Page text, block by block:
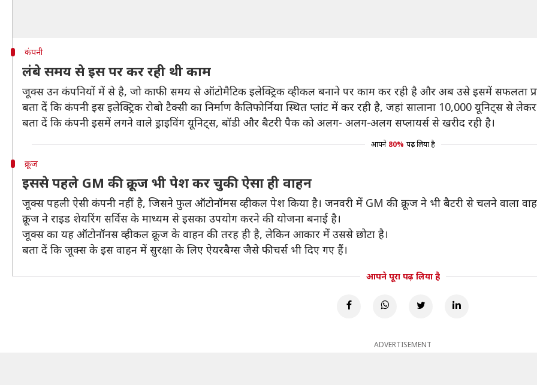
कंपनी
लंबे समय से इस पर कर रही थी काम
जूक्स उन कंपनियों में से है, जो काफी समय से ऑटोमैटिक इलेक्ट्रिक व्हीकल बनाने पर काम कर रही है और अब उसे इसमें सफलता
बता दें कि कंपनी इस इलेक्ट्रिक रोबो टैक्सी का निर्माण कैलिफोर्निया स्थित प्लांट में कर रही है, जहां सालाना 10,000 यूनिट्स से
बता दें कि कंपनी इसमें लगने वाले ड्राइविंग यूनिट्स, बॉडी और बैटरी पैक को अलग- अलग-अलग सप्लायर्स से खरीद रही है।
आपने 80% पढ़ लिया है
क्रूज
इससे पहले GM की क्रूज भी पेश कर चुकी ऐसा ही वाहन
जूक्स पहली ऐसी कंपनी नहीं है, जिसने फुल ऑटोनॉमस व्हीकल पेश किया है। जनवरी में GM की क्रूज ने भी बैटरी से चलने वाला
क्रूज ने राइड शेयरिंग सर्विस के माध्यम से इसका उपयोग करने की योजना बनाई है।
जूक्स का यह ऑटोनॉनस व्हीकल क्रूज के वाहन की तरह ही है, लेकिन आकार में उससे छोटा है।
बता दें कि जूक्स के इस वाहन में सुरक्षा के लिए ऐयरबैग्स जैसे फीचर्स भी दिए गए हैं।
आपने पूरा पढ़ लिया है
ADVERTISEMENT